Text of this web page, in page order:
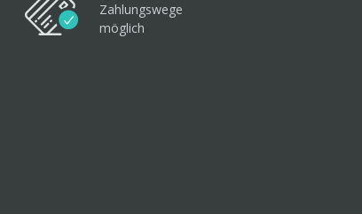
Zahlungswege
möglich